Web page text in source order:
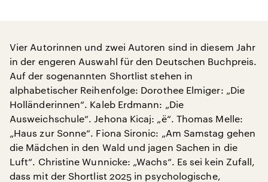
Vier Autorinnen und zwei Autoren sind in diesem Jahr
in der engeren Auswahl für den Deutschen Buchpreis.
Auf der sogenannten Shortlist stehen in
alphabetischer Reihenfolge: Dorothee Elmiger: „Die
Holländerinnen“. Kaleb Erdmann: „Die
Ausweichschule“. Jehona Kicaj: „ë“. Thomas Melle:
„Haus zur Sonne“. Fiona Sironic: „Am Samstag gehen
die Mädchen in den Wald und jagen Sachen in die
Luft“. Christine Wunnicke: „Wachs“. Es sei kein Zufall,
dass mit der Shortlist 2025 in psychologische,